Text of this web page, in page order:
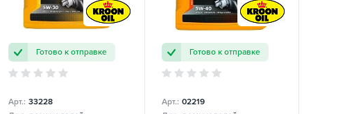
Готово к отправке
Арт.: 33228
Готово к отправке
Арт.: 02219